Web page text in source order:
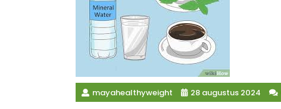
mayahealthyweight 28 augustus 2024